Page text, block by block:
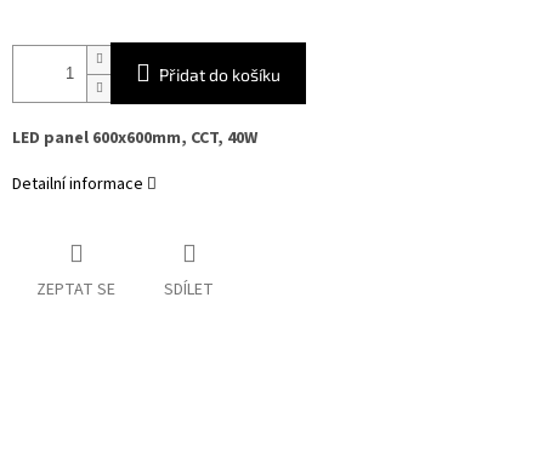
Přidat do košíku
LED panel 600x600mm, CCT, 40W
Detailní informace
ZEPTAT SE SDÍLET